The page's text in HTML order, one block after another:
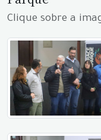
Clique sobre a